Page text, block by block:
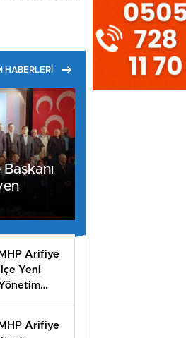
HABERLERİ
MHP Arifiye
İlçe Yeni
MHP Arifiye